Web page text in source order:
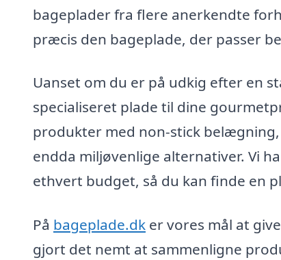
bageplader fra flere anerkendte
præcis den bageplade, der passer
Uanset om du er på udkig efter en
specialiseret plade til dine
produkter med non-stick
endda miljøvenlige alternativer. Vi
ethvert budget, så du kan finde en
På bageplade.dk er vores mål at
gjort det nemt at sammenligne